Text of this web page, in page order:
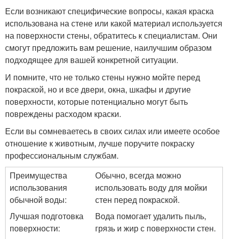
Если возникают специфические вопросы, какая краска
использована на стене или какой материал используется
на поверхности стены, обратитесь к специалистам. Они
смогут предложить вам решение, наилучшим образом
подходящее для вашей конкретной ситуации.
И помните, что не только стены нужно мойте перед
покраской, но и все двери, окна, шкафы и другие
поверхности, которые потенциально могут быть
повреждены расходом краски.
Если вы сомневаетесь в своих силах или имеете особое
отношение к животным, лучше поручите покраску
профессиональным службам.
Преимущества
использования
обычной воды:
Обычно, всегда можно
использовать воду для мойки
стен перед покраской.
Лучшая подготовка
поверхности:
Вода помогает удалить пыль,
грязь и жир с поверхности стен.